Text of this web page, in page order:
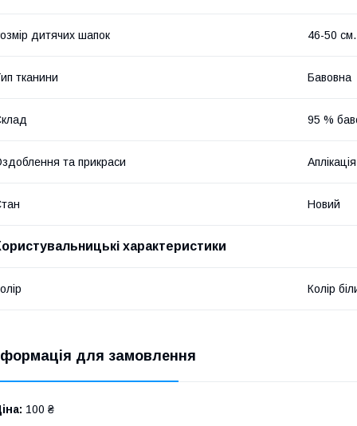
дитячих шапок 46-50 см.
тканини Бавовна
95 %
та прикраси Аплікація
Новий
характеристики
Колір
для замовлення
100 ₴